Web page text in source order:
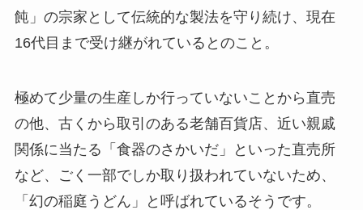
飩」の宗家として伝統的な製法を守り続け、現在
16代目まで受け継がれているとのこと。
極めて少量の生産しか行っていないことから直売
の他、古くから取引のある老舗百貨店、近い親戚
関係に当たる「食器のさかいだ」といった直売所
など、ごく一部でしか取り扱われていないため、
「幻の稲庭うどん」と呼ばれているそうです。